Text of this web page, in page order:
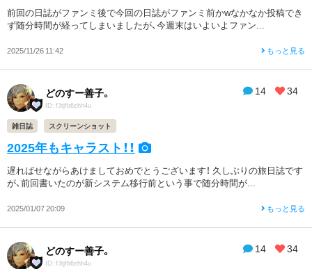
前回の日誌がファンミ後で今回の日誌がファンミ前かwなかなか投稿でき
ず随分時間が経ってしまいましたが、今週末はいよいよファン...
2025/11/26 11:42 もっと見る
14 34
どのすー善子。
ID: f3tjfb6zhh4u
雑日誌 スクリーンショット
2025年もキャラスト！！
遅ればせながらあけましておめでとうございます！ 久しぶりの旅日誌です
が、前回書いたのが新システム移行前という事で随分時間が...
2025/01/07 20:09 もっと見る
14 34
どのすー善子。
ID: f3tjfb6zhh4u